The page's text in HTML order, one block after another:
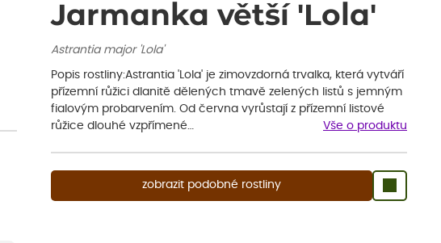
Jarmanka větší 'Lola'
Astrantia major 'Lola'
Popis rostliny:Astrantia 'Lola' je zimovzdorná trvalka, která vytváří
přízemní růžici dlanitě dělených tmavě zelených listů s jemným
fialovým probarvením. Od června vyrůstají z přízemní listové
růžice dlouhé vzpřímené…
Vše o produktu
zobrazit podobné rostliny